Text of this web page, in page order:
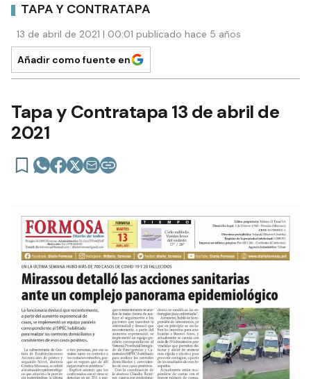
TAPA Y CONTRATAPA
13 de abril de 2021 | 00:01 publicado hace 5 años
Añadir como fuente en
Tapa y Contratapa 13 de abril de
2021